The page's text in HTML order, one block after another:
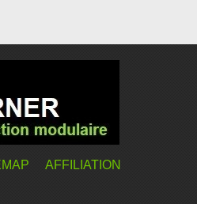
AFFILIATION